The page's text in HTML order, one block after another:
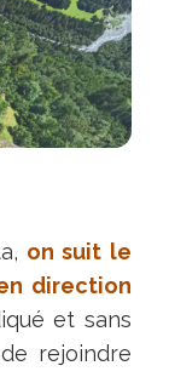
on suit le
direction
et sans
rejoindre